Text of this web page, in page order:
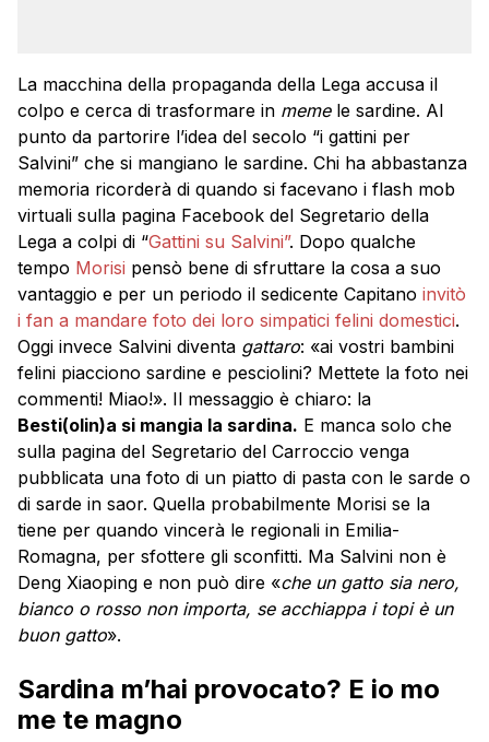
La macchina della propaganda della Lega accusa il
colpo e cerca di trasformare in memele sardine. Al
punto da partorire l’idea del secolo “i gattini per
Salvini” che si mangiano le sardine. Chi ha abbastanza
memoria ricorderà di quando si facevano i flash mob
virtuali sulla pagina Facebook del Segretario della
Lega a colpi di “Gattini su Salvini”. Dopo qualche
tempo Morisi pensò bene di sfruttare la cosa a suo
vantaggio e per un periodo il sedicente Capitano invitò
i fan a mandare foto dei loro simpatici felini domestici.
Oggi invece Salvini diventa gattaro: «ai vostri bambini
felini piacciono sardine e pesciolini? Mettete la foto nei
commenti! Miao!». Il messaggio è chiaro: la
Besti(olin)a si mangia la sardina. E manca solo che
sulla pagina del Segretario del Carroccio venga
pubblicata una foto di un piatto di pasta con le sarde o
di sarde in saor. Quella probabilmente Morisi se la
tiene per quando vincerà le regionali in Emilia-
Romagna, per sfottere gli sconfitti. Ma Salvini non è
Deng Xiaoping e non può dire «che un gatto sia nero,
bianco o rosso non importa, se acchiappa i topi è un
buon gatto».
Sardina m’hai provocato? E io mo
me te magno